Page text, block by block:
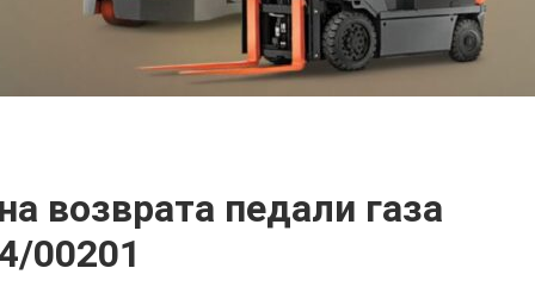
возврата педали газа
00201